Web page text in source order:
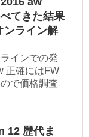
てきた結果
ンライン解
インでの発
正確にはFW
で価格調査
12 歴代ま